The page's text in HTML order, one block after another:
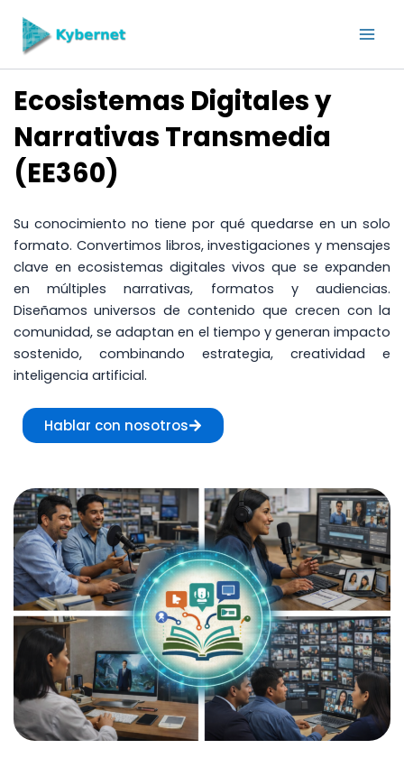
content
Ecosistemas Digitales y
Narrativas Transmedia
(EE360)
Su conocimiento no tiene por qué quedarse en un solo
formato. Convertimos libros, investigaciones y mensajes
clave en ecosistemas digitales vivos que se expanden
en múltiples narrativas, formatos y audiencias.
Diseñamos universos de contenido que crecen con la
comunidad, se adaptan en el tiempo y generan impacto
sostenido, combinando estrategia, creatividad e
inteligencia artificial.
Hablar con nosotros